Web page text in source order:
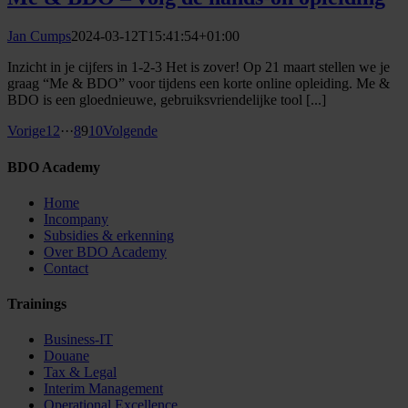
Jan Cumps2024-03-12T15:41:54+01:00
Inzicht in je cijfers in 1-2-3 Het is zover! Op 21 maart stellen we je
graag “Me & BDO” voor tijdens een korte online opleiding. Me &
BDO is een gloednieuwe, gebruiksvriendelijke tool [...]
Vorige1 2···8910Volgende
BDO Academy
Home
Incompany
Subsidies & erkenning
Over BDO Academy
Contact
Trainings
Business-IT
Douane
Tax & Legal
Interim Management